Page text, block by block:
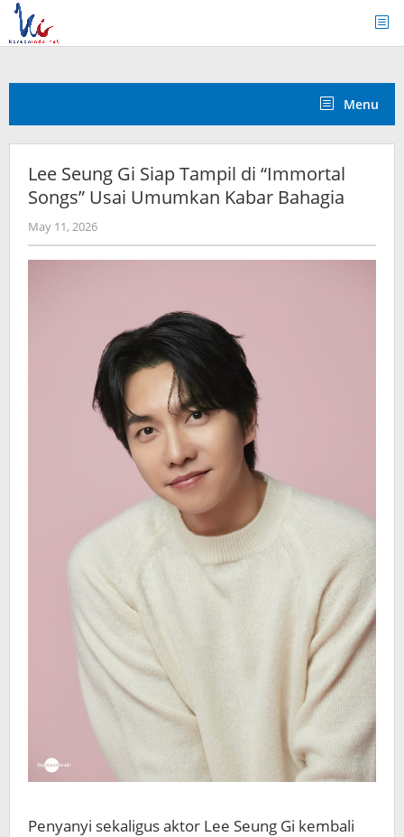
Skip
content
Menu
Lee Seung Gi Siap Tampil di “Immortal
Songs” Usai Umumkan Kabar Bahagia
May 11, 2026by
Kidihae
Penyanyi sekaligus aktor Lee Seung Gi kembali